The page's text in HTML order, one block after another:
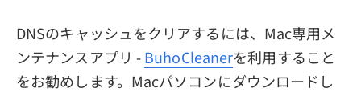
DNSのキャッシュをクリアするには、Mac専用メ
ンテナンスアプリ -BuhoCleanerを利用すること
をお勧めします。Macパソコンにダウンロードし